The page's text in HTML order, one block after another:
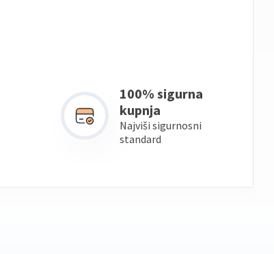
100% sigurna
kupnja
Najviši sigurnosni
standard